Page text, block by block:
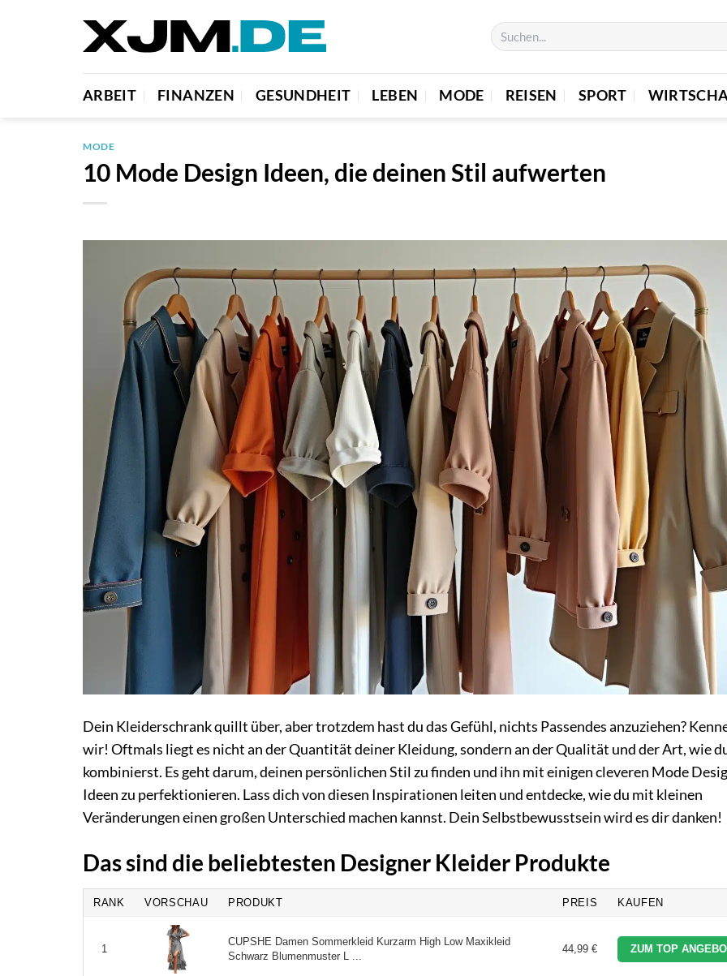
ARBEIT FINANZEN GESUNDHEIT LEBEN MODE REISEN SPORT
MODE
10 Mode Design Ideen, die deinen Stil aufwerten
Dein Kleiderschrank quillt über, aber trotzdem hast du das Gefühl, nichts Passendes anzuziehen?
wir! Oftmals liegt es nicht an der Quantität deiner Kleidung, sondern an der Qualität und der Art, wie
kombinierst. Es geht darum, deinen persönlichen Stil zu finden und ihn mit einigen cleveren Mode
Ideen zu perfektionieren. Lass dich von diesen Inspirationen leiten und entdecke, wie du mit kleinen
Veränderungen einen großen Unterschied machen kannst. Dein Selbstbewusstsein wird es dir danken!
Das sind die beliebtesten Designer Kleider Produkte
RANK VORSCHAU PRODUKT PREIS KAUFEN
1
CUPSHE Damen Sommerkleid Kurzarm High Low Maxikleid
Schwarz Blumenmuster L ...
44,99 € ZUM TOP